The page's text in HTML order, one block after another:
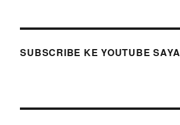
SUBSCRIBE KE YOUTUBE SAYA